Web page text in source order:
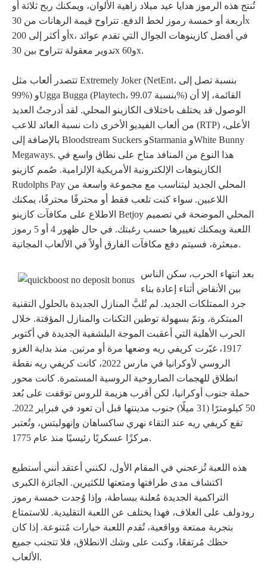
تُنتج هذه الرموز هدايا عيد ميلاد زاهية الألوان، ويمكنك ربح ثلاثة أو
أربعة أو خمسة رموز لخط الدفع. تتراوح قيمة الرهانات من 30x
أو أكثر إلى 200x، في أفضل كازينوهات الجوال التي تقدم عوائد
تدوير معقولة تتراوح بين 30x و60x.
تتصدر ألعاب مثل Extremely Joker (NetEnt، بنسبة تصل إلى
99%) وUgga Bugga (Playtech، بنسبة 99.07%) القائمة، إلا أن
الوصول قد يختلف باختلاف الكازينو المحلي. لقد أدرجتُ العديد
من ألعاب الفيديو الأخرى ذات نسبة العائد للاعب (RTP) الأعلى،
بالإضافة إلى Bloodstream Suckers وStarmania وWhite Bunny
Megaways. هذا النوع من المنافذ متاح على نطاق واسع في
الكازينوهات الإلكترونية الأمريكية الإلزامية. صُمم كازينو
Rudolphs Pay المحلي الجديد ليتناسب مع مجموعة واسعة من
اللاعبين. سواء كنت تلعب فقط أو محترفًا محترفًا، يمكنك
الاطلاع على مكافآت كازينو Betjoy المحلي الموضحة في تصميم
اللعبة ويمكنك تغييرها حسب رغبتك. في حال ظهور 4 أو 5 رموز
مبعثرة، فسيتم دفع مكافآت الفارق أولاً في الألعاب المجانية.
بعد انتهاء الحرب، سكن الناس
بين الأنقاض أثناء إعادة بناء
جرد الممتلكات الجديد. لم تُلبَّ المنازل الجديدة بالحلول التقنية
المبتكرة، وتمّ بسهولة توطين الثكنات والمنازل المؤقتة. خلال
الحرب الأهلية التي أعقبت الموجة البلشفية الجديدة في أكتوبر
1917، غيّرت كريفي ريه وضعها مرة أو مرتين. منذ بداية الغزو
الروسي لأوكرانيا في مارس 2022، كانت كريفي ريه نقطة
انطلاق للهجمات الصاروخية الروسية المستمرة. كانت محور
حملة جنوب أوكرانيا، لكن أقرب هزيمة للروس توقفت على بُعد
50 كيلومترًا (31 ميلًا) جنوب مدينتها قبل أن تعود في فبراير 2022.
تقع كريفي ريه عند التقاء نهري ساكساهان وإنهوليتس، وتُعتبر
مركزًا عسكريًا رئيسيًا منذ عام 1775.
هذه اللعبة تُزعجني في المقام الأول، لكنني أعتقد أنني أستطيع
اكتشاف مدى طرافتها ومتعتها للكثيرين. الجائزة الكبرى
التراكمية الجديدة مُعلنة ببساطة، وإذا وُجدت خمسة رموز
رودولف على الغلاف، فهذا يختلف عن اللعبة التقليدية. للاستمتاع
بتجربة ممتعة وواقعية، تُقدم اللعبة خيارات مُتنوعة. إذا كان
حظك مُرتفعًا، وكنت على وشك الانطلاق، فلا تتجنب جميع
الألعاب.